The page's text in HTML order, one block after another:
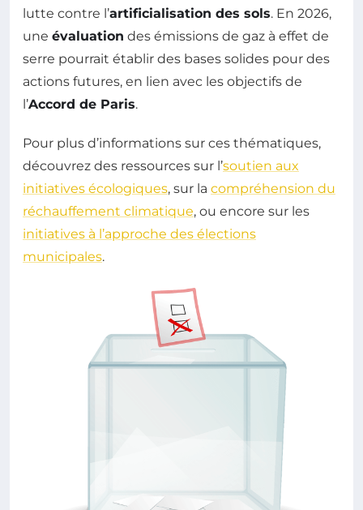
lutte contre l’artificialisation des sols. En 2026,
une évaluation des émissions de gaz à effet de
serre pourrait établir des bases solides pour des
actions futures, en lien avec les objectifs de
l’Accord de Paris.
Pour plus d’informations sur ces thématiques,
découvrez des ressources sur l’soutien aux
initiatives écologiques, sur la compréhension du
réchauffement climatique, ou encore sur les
initiatives à l’approche des élections
municipales.